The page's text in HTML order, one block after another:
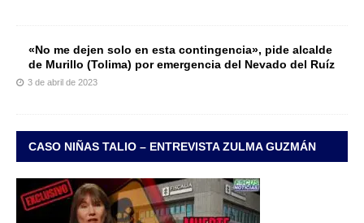
«No me dejen solo en esta contingencia», pide alcalde
de Murillo (Tolima) por emergencia del Nevado del Ruíz
3 de abril de 2023
CASO NIÑAS TALIO – ENTREVISTA ZULMA GUZMÁN